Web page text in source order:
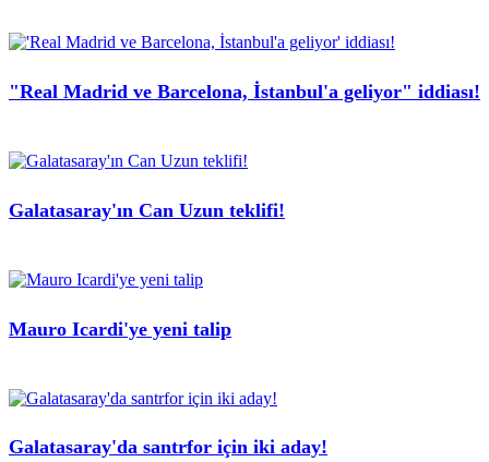
"Real Madrid ve Barcelona, İstanbul'a geliyor" iddiası!
Galatasaray'ın Can Uzun teklifi!
Mauro Icardi'ye yeni talip
Galatasaray'da santrfor için iki aday!